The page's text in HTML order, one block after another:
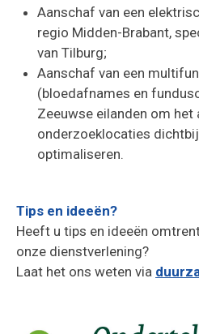
Aanschaf van een
regio Midden-Brabant,
van Tilburg;
Aanschaf van een
(bloedafnames en
Zeeuwse eilanden om het
onderzoeklocaties
optimaliseren.
Tips en ideeën?
Heeft u tips en ideeën
onze dienstverlening?
Laat het ons weten via